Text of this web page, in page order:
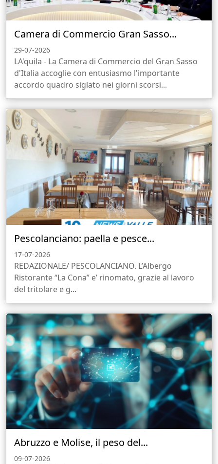
Camera di Commercio Gran Sasso...
29-07-2026
LA'quila - La Camera di Commercio del Gran Sasso
d'Italia accoglie con entusiasmo l'importante
accordo quadro siglato nei giorni scorsi...
Pescolanciano: paella e pesce...
17-07-2026
REDAZIONALE/ PESCOLANCIANO. L’Albergo
Ristorante “La Cona” e’ rinomato, grazie al lavoro
del tritolare e g...
Abruzzo e Molise, il peso del...
09-07-2026